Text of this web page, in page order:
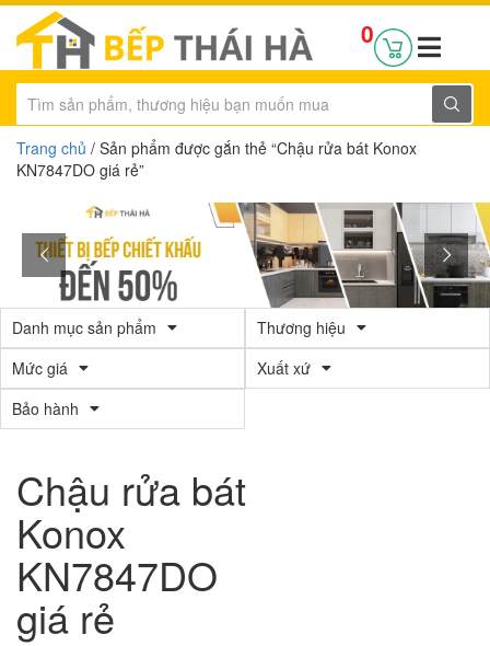
0
Trang chủ / Sản phẩm được gắn thẻ “Chậu rửa bát Konox
KN7847DO giá rẻ”
Danh mục sản phẩm
Thương hiệu
Mức giá
Xuất xứ
Bảo hành
Chậu rửa bát
Konox
KN7847DO
giá rẻ